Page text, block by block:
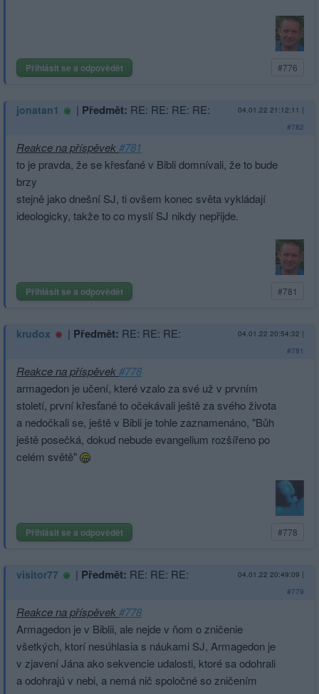
Přihlásit se a odpovědět #776
jonatan1 | Předmět: RE: RE: RE: RE: 04.01.22 21:12:11 |
#782
Reakce na příspěvek#781
to je pravda, že se křesťané v Bibli domnívali, že to bude
brzy
stejně jako dnešní SJ, ti ovšem konec světa vykládají
ideologicky, takže to co myslí SJ nikdy nepřijde.
Přihlásit se a odpovědět #781
krudox | Předmět: RE: RE: RE: 04.01.22 20:54:32 |
#781
Reakce na příspěvek#778
armagedon je učení, které vzalo za své už v prvním
století, první křesťané to očekávali ještě za svého života
a nedočkali se, ještě v Bibli je tohle zaznamenáno, "Bůh
ještě posečká, dokud nebude evangelium rozšířeno po
celém světě"
Přihlásit se a odpovědět #778
visitor77 | Předmět: RE: RE: RE: 04.01.22 20:49:09 |
#779
Reakce na příspěvek#778
Armagedon je v Biblii, ale nejde v ňom o zničenie
všetkých, ktorí nesúhlasia s náukami SJ, Armagedon je
v zjavení Jána ako sekvencie udalosti, ktoré sa odohrali
a odohrajú v nebi, a nemá nič spoločné so zničením